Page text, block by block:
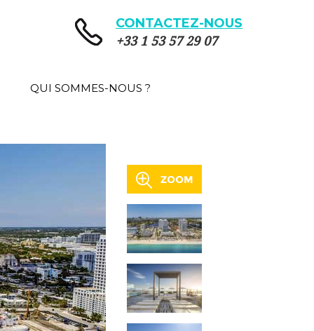
CONTACTEZ-NOUS
+33 1 53 57 29 07
QUI SOMMES-NOUS ?